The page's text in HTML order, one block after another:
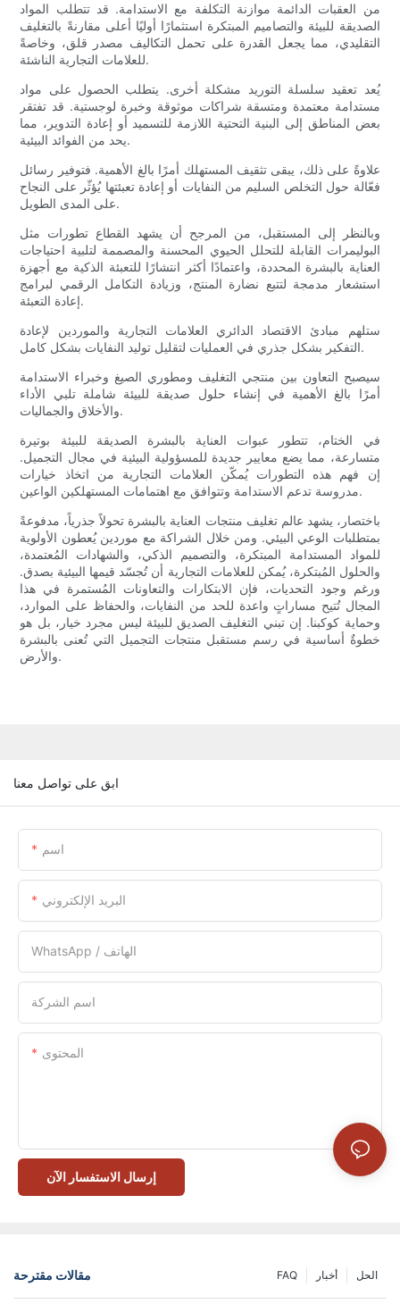
من العقبات الدائمة موازنة التكلفة مع الاستدامة. قد تتطلب المواد
الصديقة للبيئة والتصاميم المبتكرة استثمارًا أوليًا أعلى مقارنةً بالتغليف
التقليدي، مما يجعل القدرة على تحمل التكاليف مصدر قلق، وخاصةً
للعلامات التجارية الناشئة.
يُعد تعقيد سلسلة التوريد مشكلة أخرى. يتطلب الحصول على مواد
مستدامة معتمدة ومتسقة شراكات موثوقة وخبرة لوجستية. قد تفتقر
بعض المناطق إلى البنية التحتية اللازمة للتسميد أو إعادة التدوير، مما
يحد من الفوائد البيئية.
علاوةً على ذلك، يبقى تثقيف المستهلك أمرًا بالغ الأهمية. فتوفير رسائل
فعّالة حول التخلص السليم من النفايات أو إعادة تعبئتها يُؤثّر على النجاح
على المدى الطويل.
وبالنظر إلى المستقبل، من المرجح أن يشهد القطاع تطورات مثل
البوليمرات القابلة للتحلل الحيوي المحسنة والمصممة لتلبية احتياجات
العناية بالبشرة المحددة، واعتمادًا أكثر انتشارًا للتعبئة الذكية مع أجهزة
استشعار مدمجة لتتبع نضارة المنتج، وزيادة التكامل الرقمي لبرامج
إعادة التعبئة.
ستلهم مبادئ الاقتصاد الدائري العلامات التجارية والموردين لإعادة
التفكير بشكل جذري في العمليات لتقليل توليد النفايات بشكل كامل.
سيصبح التعاون بين منتجي التغليف ومطوري الصيغ وخبراء الاستدامة
أمرًا بالغ الأهمية في إنشاء حلول صديقة للبيئة شاملة تلبي الأداء
والأخلاق والجماليات.
في الختام، تتطور عبوات العناية بالبشرة الصديقة للبيئة بوتيرة
متسارعة، مما يضع معايير جديدة للمسؤولية البيئية في مجال التجميل.
إن فهم هذه التطورات يُمكّن العلامات التجارية من اتخاذ خيارات
مدروسة تدعم الاستدامة وتتوافق مع اهتمامات المستهلكين الواعين.
باختصار، يشهد عالم تغليف منتجات العناية بالبشرة تحولاً جذرياً، مدفوعةً
بمتطلبات الوعي البيئي. ومن خلال الشراكة مع موردين يُعطون الأولوية
للمواد المستدامة المبتكرة، والتصميم الذكي، والشهادات المُعتمدة،
والحلول المُبتكرة، يُمكن للعلامات التجارية أن تُجسّد قيمها البيئية بصدق.
ورغم وجود التحديات، فإن الابتكارات والتعاونات المُستمرة في هذا
المجال تُتيح مساراتٍ واعدة للحد من النفايات، والحفاظ على الموارد،
وحماية كوكبنا. إن تبني التغليف الصديق للبيئة ليس مجرد خيار، بل هو
خطوةٌ أساسية في رسم مستقبل منتجات التجميل التي تُعنى بالبشرة
والأرض.
ابق على تواصل معنا
اسم
البريد الإلكتروني
WhatsApp / الهاتف
اسم الشركة
المحتوى
إرسال الاستفسار الآن
مقالات مقترحة الحل أخبار FAQ